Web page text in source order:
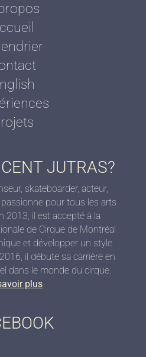
JUTRAS?
skateboarder, acteur,
pour tous les arts
2013, il est accepté à la
de Cirque de Montréal
et développer un style
il débute sa carrière en
dans le monde du cirque.
plus